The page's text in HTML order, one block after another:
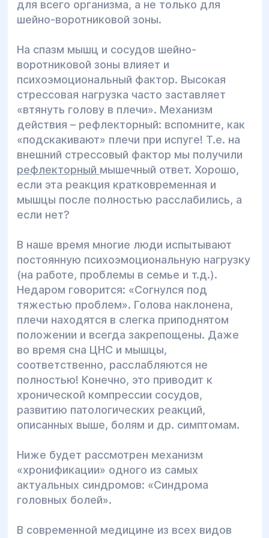
для всего организма, а не только для
шейно-воротниковой зоны.
На спазм мышц и сосудов шейно-
воротниковой зоны влияет и
психоэмоциональный фактор. Высокая
стрессовая нагрузка часто заставляет
«втянуть голову в плечи». Механизм
действия – рефлекторный: вспомните, как
«подскакивают» плечи при испуге! Т.е. на
внешний стрессовый фактор мы получили
рефлекторный мышечный ответ. Хорошо,
если эта реакция кратковременная и
мышцы после полностью расслабились, а
если нет?
В наше время многие люди испытывают
постоянную психоэмоциональную нагрузку
(на работе, проблемы в семье и т.д.).
Недаром говорится: «Согнулся под
тяжестью проблем». Голова наклонена,
плечи находятся в слегка приподнятом
положении и всегда закрепощены. Даже
во время сна ЦНС и мышцы,
соответственно, расслабляются не
полностью! Конечно, это приводит к
хронической компрессии сосудов,
развитию патологических реакций,
описанных выше, болям и др. симптомам.
Ниже будет рассмотрен механизм
«хронификации» одного из самых
актуальных синдромов: «Синдрома
головных болей».
В современной медицине из всех видов